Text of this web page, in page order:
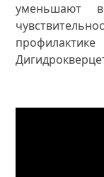
уменьшают